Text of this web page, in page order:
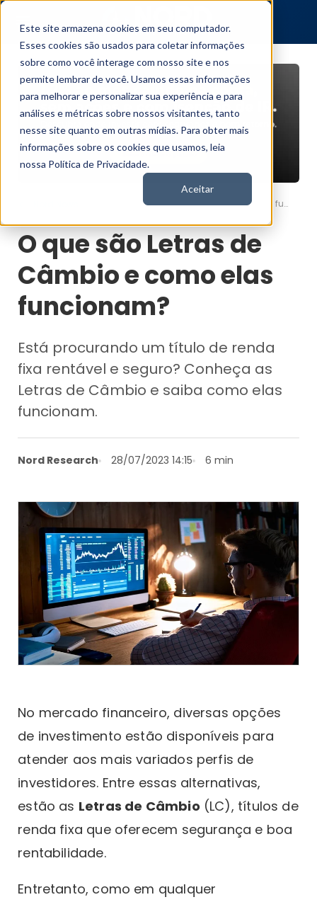
Este site armazena cookies em seu computador.
Esses cookies são usados para coletar informações
sobre como você interage com nosso site e nos
permite lembrar de você. Usamos essas informações
para melhorar e personalizar sua experiência e para
análises e métricas sobre nossos visitantes, tanto
nesse site quanto em outras mídias. Para obter mais
informações sobre os cookies que usamos, leia
nossa Política de Privacidade.
Aceitar
O que são Letras de Câmbio e como elas funcionam?
O que são Letras de
Câmbio e como elas
funcionam?
Está procurando um título de renda
fixa rentável e seguro? Conheça as
Letras de Câmbio e saiba como elas
funcionam.
Nord Research 28/07/2023 14:15 6 min
No mercado financeiro, diversas opções
de investimento estão disponíveis para
atender aos mais variados perfis de
investidores. Entre essas alternativas,
estão as Letras de Câmbio (LC), títulos de
renda fixa que oferecem segurança e boa
rentabilidade.
Entretanto, como em qualquer